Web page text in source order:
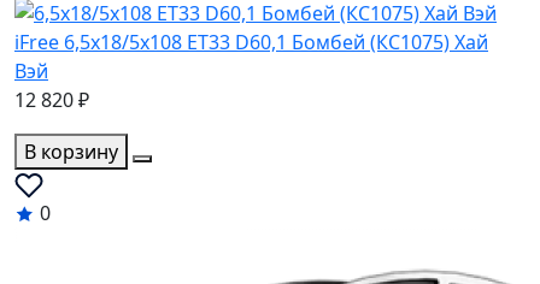
iFree 6,5x18/5x108 ET33 D60,1 Бомбей (КС1075) Хай
Вэй
12 820 ₽
В корзину
0